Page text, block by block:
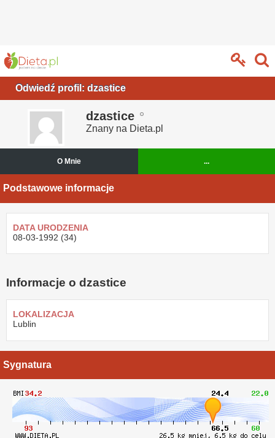
Odwiedź profil: dzastice
dzastice
Znany na Dieta.pl
O Mnie ...
Podstawowe informacje
DATA URODZENIA
08-03-1992 (34)
Informacje o dzastice
LOKALIZACJA
Lublin
Sygnatura